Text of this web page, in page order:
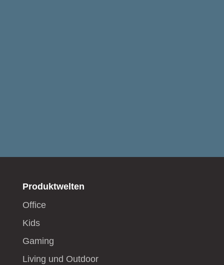
Produktwelten
Office
Kids
Gaming
Living und Outdoor